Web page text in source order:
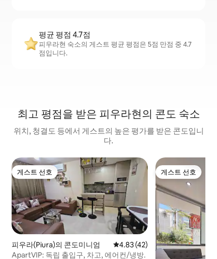
평균 평점 4.7점
피우라현 숙소의 게스트 평균 평점은 5점 만점 중 4.7
점입니다.
최고 평점을 받은 피우라현의 콘도 숙소
위치, 청결도 등에서 게스트의 높은 평가를 받은 콘도입니
다.
게스트 선호
게스트 선호
피우라(Piura)의 콘도미니엄 평점 4.83점(5점 만점), 후기 42
4.83 (42)
ApartVIP: 독립 출입구, 차고, 에어컨/냉방.
게스트 선호
게스트 선호